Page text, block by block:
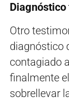
Otro
diagnóstico
contagiado
finalmente
sobrellevar